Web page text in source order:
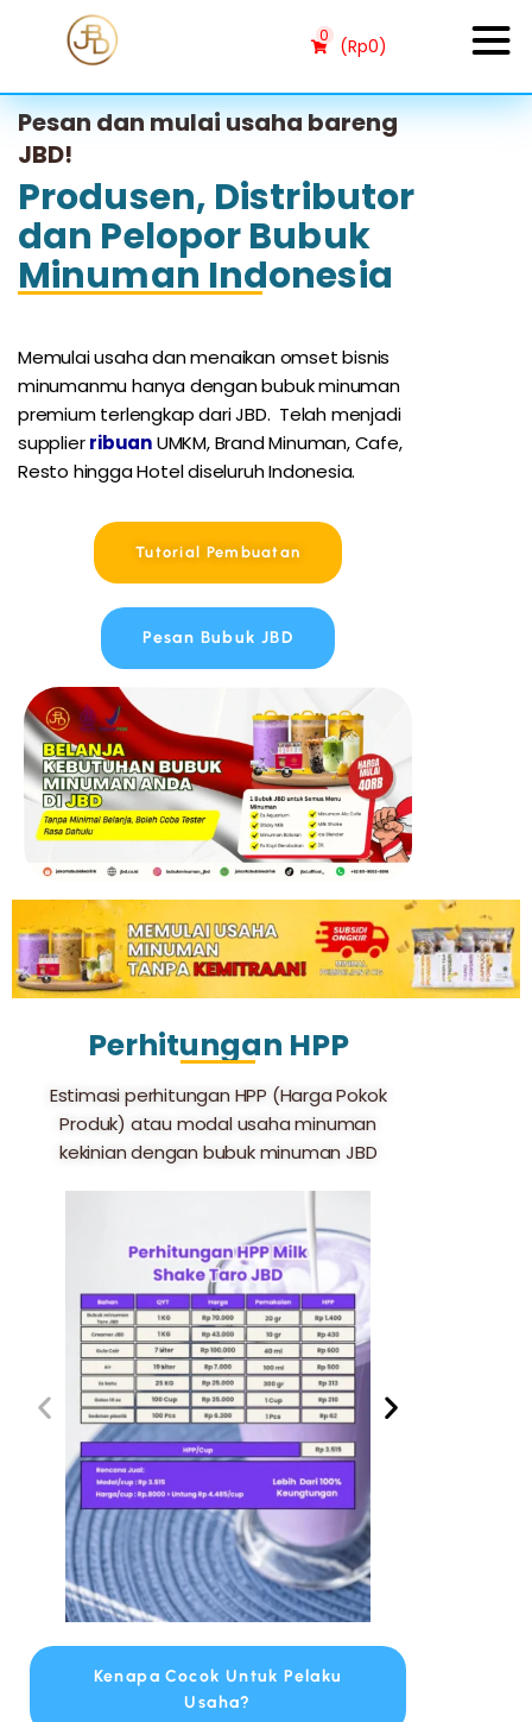
0 (Rp0)
Pesan dan mulai usaha bareng
JBD!
Produsen, Distributor
dan Pelopor Bubuk
Minuman Indonesia
Memulai usaha dan menaikan omset bisnis
minumanmu hanya dengan bubuk minuman
premium terlengkap dari JBD. Telah menjadi
supplierribuanUMKM, Brand Minuman, Cafe,
Resto hingga Hotel diseluruh Indonesia.
Tutorial Pembuatan
Pesan Bubuk JBD
Perhitungan HPP
Estimasi perhitungan HPP (Harga Pokok
Produk) atau modal usaha minuman
kekinian dengan bubuk minuman JBD
Kenapa Cocok Untuk Pelaku
Usaha?